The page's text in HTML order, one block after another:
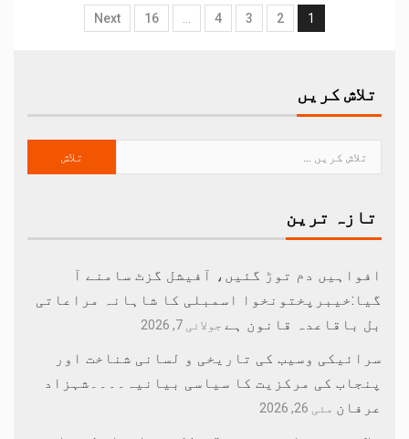
1
2
3
4
…
16
Next
تلاش کریں
تازہ ترین
افواہیں دم توڑ گئیں، آفیشل گزٹ سامنے آ
گیا:خیبرپختونخوا اسمبلی کا شاہانہ مراعاتی
بل باقاعدہ قانون ہے جولائی 7, 2026
سرائیکی وسیب کی تاریخی و لسانی شناخت اور
پنجاب کی مرکزیت کا سیاسی بیانیہ۔۔۔۔شہزاد
عرفان مئی 26, 2026